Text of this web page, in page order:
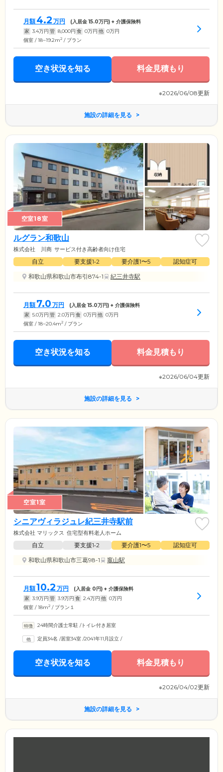
月額 4.2 万円 (入居金15.0万円) + 介護保険料
家 3.4万円 管 8,000円 食 0万円 他 0万円
個室 / 18~19.2m2 / プラン
空き状況を知る 料金見積もり
※2026/06/08更新
施設の詳細を見る
空室18室
ルグラン和歌山
株式会社 川商 サービス付き高齢者向け住宅
自立 要支援1•2 要介護1〜5
認知症可
和歌山県和歌山市布引874-1
紀三井寺駅
月額 7.0 万円 (入居金15.0万円) + 介護保険料
家 5.0万円 管 2.0万円 食 0万円 他 0万円
個室 / 18~20.4m2 / プラン
空き状況を知る 料金見積もり
※2026/06/04更新
施設の詳細を見る
空室1室
シニアヴィラジュレ紀三井寺駅前
株式会社 マリックス 住宅型有料老人ホーム
自立 要支援1•2 要介護1〜5
認知症可
和歌山県和歌山市三葛98-1
竈山駅
月額10.2 万円 (入居金 0円) + 介護保険料
家 3.9万円 管 3.9万円 食 2.4万円 他 0万円
個室 / 18m2 / プラン１
24時間介護士常駐 /トイレ付き居室
定員34名 /居室34室 /2041年11月設立 /
空き状況を知る 料金見積もり
※2026/04/02更新
施設の詳細を見る